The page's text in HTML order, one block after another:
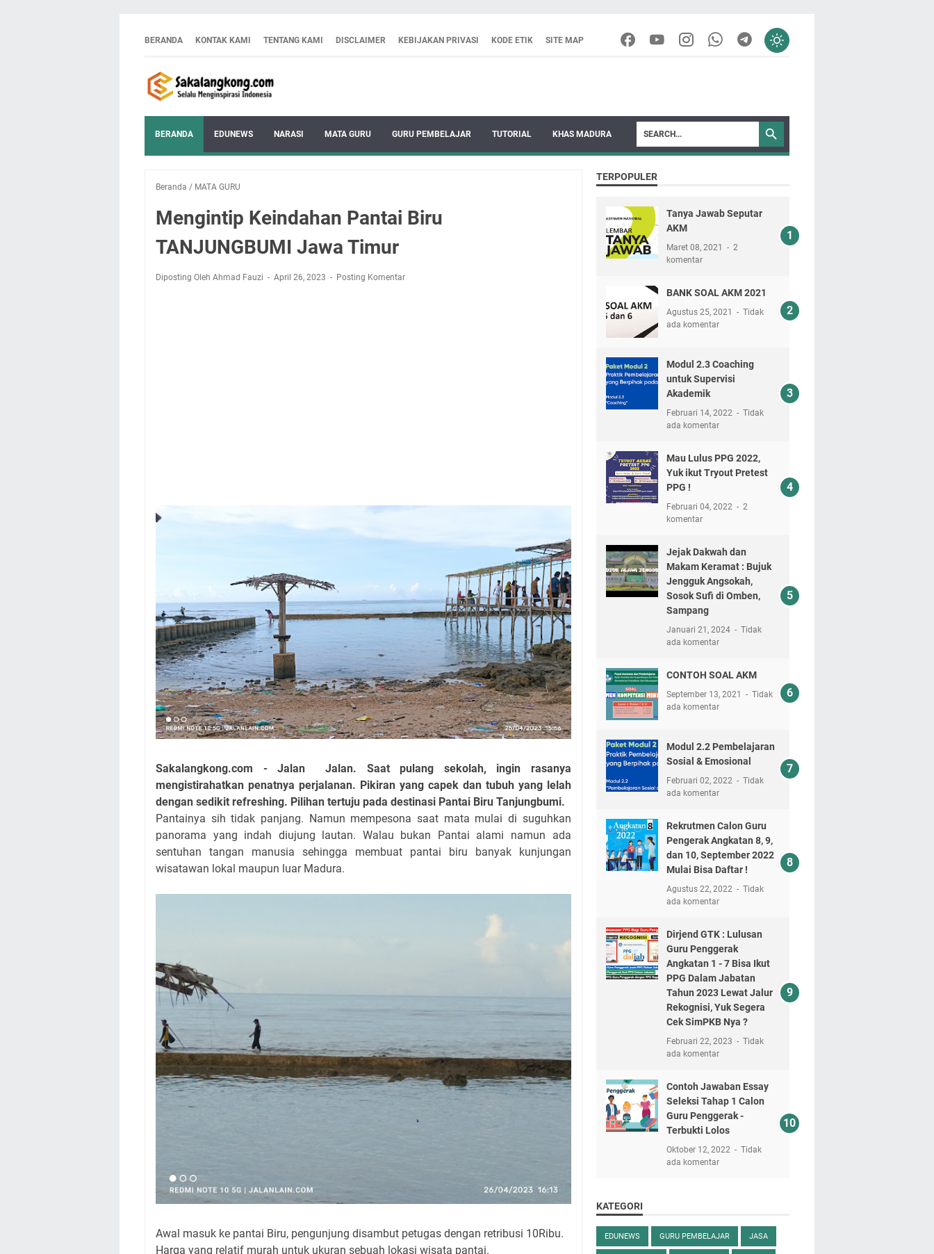
BERANDA KONTAK KAMI TENTANG KAMI DISCLAIMER KEBIJAKAN PRIVASI KODE ETIK SITE MAP
BERANDA EDUNEWS NARASI MATA GURU GURU PEMBELAJAR TUTORIAL KHAS MADURA
Beranda / MATA GURU
Mengintip Keindahan Pantai Biru
TANJUNGBUMI Jawa Timur
Diposting Oleh Ahmad Fauzi April 26, 2023 Posting Komentar
Sakalangkong.com - Jalan Jalan. Saat pulang sekolah, ingin rasanya
mengistirahatkan penatnya perjalanan. Pikiran yang capek dan tubuh yang lelah
dengan sedikit refreshing. Pilihan tertuju pada destinasi Pantai Biru Tanjungbumi.
Pantainya sih tidak panjang. Namun mempesona saat mata mulai di suguhkan
panorama yang indah diujung lautan. Walau bukan Pantai alami namun ada
sentuhan tangan manusia sehingga membuat pantai biru banyak kunjungan
wisatawan lokal maupun luar Madura.
Awal masuk ke pantai Biru, pengunjung disambut petugas dengan retribusi 10Ribu.
Harga yang relatif murah untuk ukuran sebuah lokasi wisata pantai.
TERPOPULER
Tanya Jawab Seputar
AKM
Maret 08, 2021
2
komentar
BANK SOAL AKM 2021
Agustus 25, 2021
Tidak
ada komentar
Modul 2.3 Coaching
untuk Supervisi
Akademik
Februari 14, 2022
Tidak
ada komentar
Mau Lulus PPG 2022,
Yuk ikut Tryout Pretest
PPG !
Februari 04, 2022
2
komentar
Jejak Dakwah dan
Makam Keramat : Bujuk
Jengguk Angsokah,
Sosok Sufi di Omben,
Sampang
Januari 21, 2024
Tidak
ada komentar
CONTOH SOAL AKM
September 13, 2021
Tidak
ada komentar
Modul 2.2 Pembelajaran
Sosial & Emosional
Februari 02, 2022
Tidak
ada komentar
Rekrutmen Calon Guru
Pengerak Angkatan 8, 9,
dan 10, September 2022
Mulai Bisa Daftar !
Agustus 22, 2022
Tidak
ada komentar
Dirjend GTK : Lulusan
Guru Penggerak
Angkatan 1 - 7 Bisa Ikut
PPG Dalam Jabatan
Tahun 2023 Lewat Jalur
Rekognisi, Yuk Segera
Cek SimPKB Nya ?
Februari 22, 2023
Tidak
ada komentar
Contoh Jawaban Essay
Seleksi Tahap 1 Calon
Guru Penggerak -
Terbukti Lolos
Oktober 12, 2022
Tidak
ada komentar
KATEGORI
EDUNEWS GURU PEMBELAJAR JASA